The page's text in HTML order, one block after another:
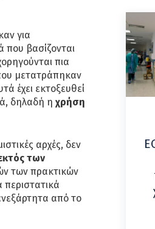
για
βασίζονται
πια
μετατράπηκαν
έχει εκτοξευθεί
δηλαδή η χρήση
αρχές, δεν
των
των πρακτικών
από το